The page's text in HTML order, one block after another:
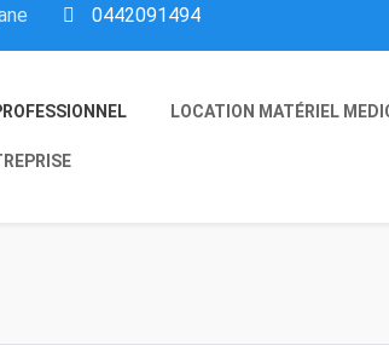
0442091494
LOCATION MATÉRIEL